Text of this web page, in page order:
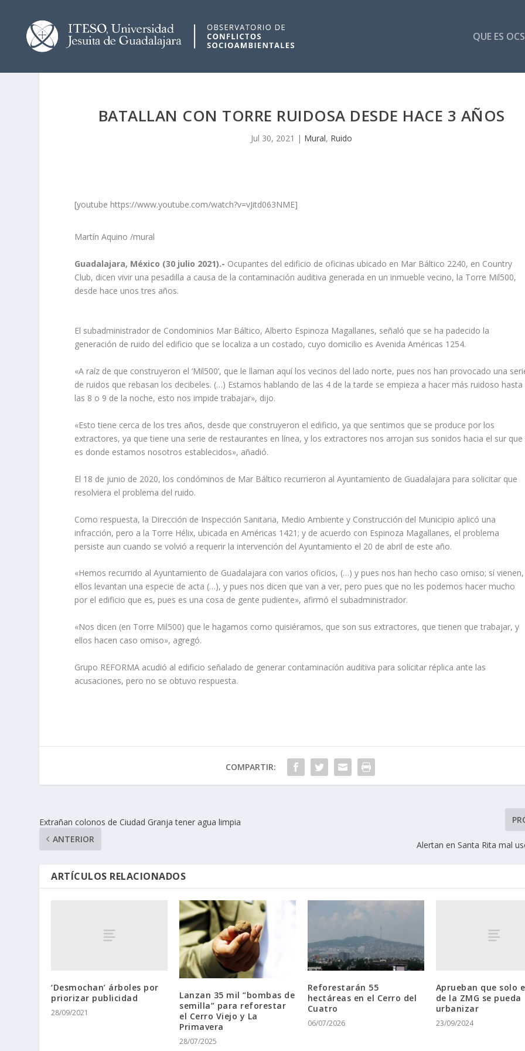
QUE ES
BATALLAN CON TORRE RUIDOSA DESDE HACE 3 AÑOS
Jul 30, 2021 | Mural, Ruido
[youtube https://www.youtube.com/watch?v=vJitd063NME]
Martín Aquino /mural
Guadalajara, México (30 julio 2021).- Ocupantes del edificio de oficinas ubicado en Mar Báltico 2240, en Country
Club, dicen vivir una pesadilla a causa de la contaminación auditiva generada en un inmueble vecino, la Torre Mil500,
desde hace unos tres años.
El subadministrador de Condominios Mar Báltico, Alberto Espinoza Magallanes, señaló que se ha padecido la
generación de ruido del edificio que se localiza a un costado, cuyo domicilio es Avenida Américas 1254.
«A raíz de que construyeron el ‘Mil500’, que le llaman aquí los vecinos del lado norte, pues nos han provocado una
de ruidos que rebasan los decibeles. (…) Estamos hablando de las 4 de la tarde se empieza a hacer más ruidoso hasta
las 8 o 9 de la noche, esto nos impide trabajar», dijo.
«Esto tiene cerca de los tres años, desde que construyeron el edificio, ya que sentimos que se produce por los
extractores, ya que tiene una serie de restaurantes en línea, y los extractores nos arrojan sus sonidos hacia el sur que
es donde estamos nosotros establecidos», añadió.
El 18 de junio de 2020, los condóminos de Mar Báltico recurrieron al Ayuntamiento de Guadalajara para solicitar que
resolviera el problema del ruido.
Como respuesta, la Dirección de Inspección Sanitaria, Medio Ambiente y Construcción del Municipio aplicó una
infracción, pero a la Torre Hélix, ubicada en Américas 1421; y de acuerdo con Espinoza Magallanes, el problema
persiste aun cuando se volvió a requerir la intervención del Ayuntamiento el 20 de abril de este año.
«Hemos recurrido al Ayuntamiento de Guadalajara con varios oficios, (…) y pues nos han hecho caso omiso; sí vienen,
ellos levantan una especie de acta (…), y pues nos dicen que van a ver, pero pues que no les podemos hacer mucho
por el edificio que es, pues es una cosa de gente pudiente», afirmó el subadministrador.
«Nos dicen (en Torre Mil500) que le hagamos como quisiéramos, que son sus extractores, que tienen que trabajar, y
ellos hacen caso omiso», agregó.
Grupo REFORMA acudió al edificio señalado de generar contaminación auditiva para solicitar réplica ante las
acusaciones, pero no se obtuvo respuesta.
COMPARTIR:
Extrañan colonos de Ciudad Granja tener agua limpia
ANTERIOR
Alertan en Santa Rita mal
ARTÍCULOS RELACIONADOS
‘Desmochan’ árboles por
priorizar publicidad
28/09/2021
Lanzan 35 mil “bombas de
semilla” para reforestar
el Cerro Viejo y La
Primavera
28/07/2025
Reforestarán 55
hectáreas en el Cerro del
Cuatro
06/07/2026
Aprueban que solo
de la ZMG se pueda
urbanizar
23/09/2024